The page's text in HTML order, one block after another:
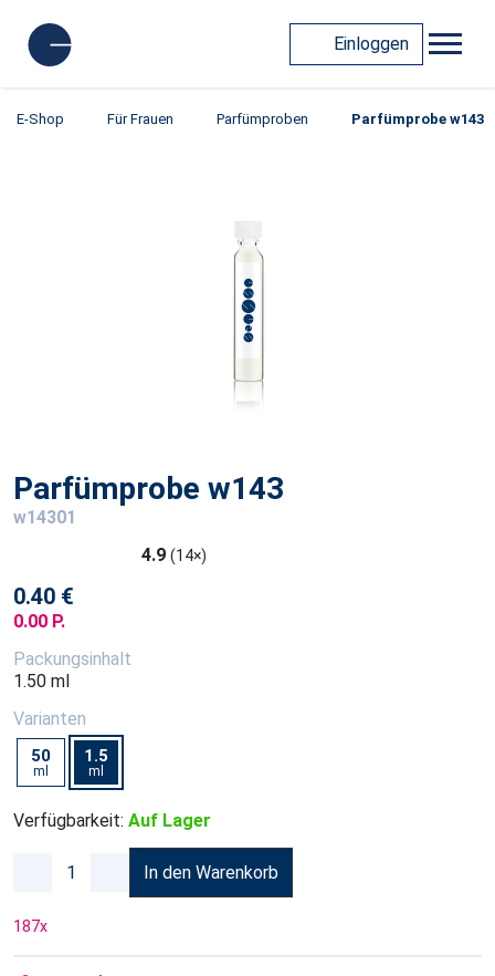
Einloggen
E-Shop Für Frauen Parfümproben Parfümprobe w143
Parfümprobe w143
w14301
4.9 (14×)
0.40 €
0.00 P.
Packungsinhalt
1.50 ml
Varianten
50
ml
1.5
ml
Verfügbarkeit: Auf Lager
In den Warenkorb
187x